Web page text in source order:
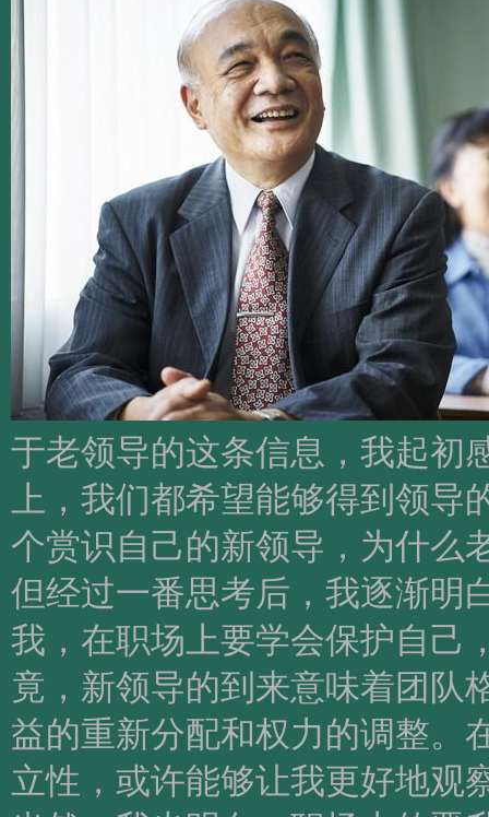
于老领导的这条信息，我起初
上，我们都希望能够得到领
个赏识自己的新领导，为什么
但经过一番思考后，我逐渐明
我，在职场上要学会保护自己
竟，新领导的到来意味着团队
益的重新分配和权力的调整。
立性，或许能够让我更好地观